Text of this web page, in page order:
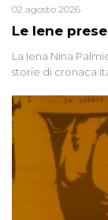
Le Iene
02 agosto 2026
La Iena Nina
storie di cronaca